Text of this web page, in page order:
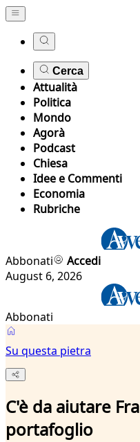
Cerca
Attualità
Politica
Mondo
Agorà
Podcast
Chiesa
Idee e Commenti
Economia
Rubriche
Abbonati
Accedi
August 6, 2026
Abbonati
Su questa pietra
C'è da aiutare
portafoglio